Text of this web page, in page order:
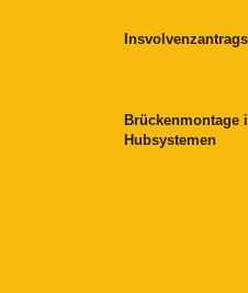
Brückenmontage
Hubsystemen